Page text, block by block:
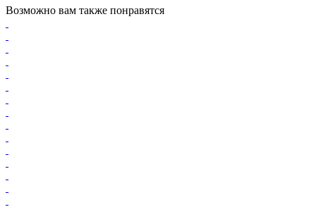
Возможно вам также понравятся